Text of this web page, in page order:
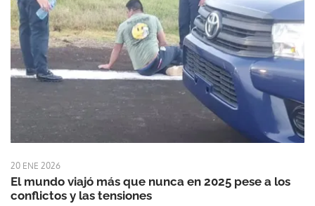
20 ENE 2026
El mundo viajó más que nunca en 2025 pese a los
conflictos y las tensiones